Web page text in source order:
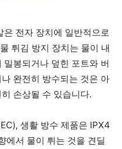
전자 장치에 일반적으로
튀김 방지 장치는 물이 내
봉되거나 덮힌 포트와 버
완전히 방수되는 것은 아
손상될 수 있습니다.
생활 방수 제품은 IPX4
에서 물이 튀는 것을 견딜